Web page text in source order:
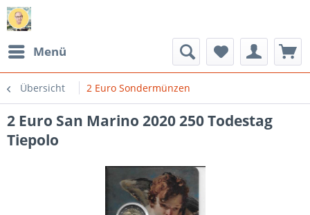
Menü
Übersicht 2 Euro Sondermünzen
2 Euro San Marino 2020 250 Todestag
Tiepolo